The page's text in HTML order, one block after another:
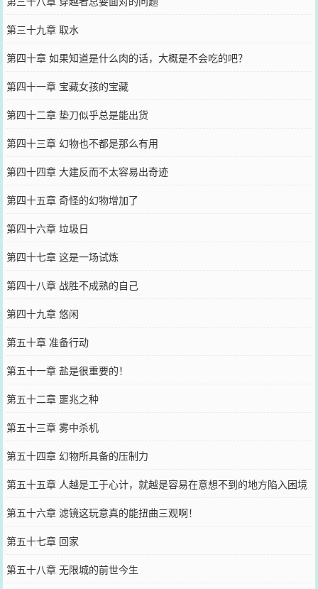
第三十九章 取水
第四十章 如果知道是什么肉的话，大概是不会吃的吧？
第四十一章 宝藏女孩的宝藏
第四十二章 垫刀似乎总是能出货
第四十三章 幻物也不都是那么有用
第四十四章 大建反而不太容易出奇迹
第四十五章 奇怪的幻物增加了
第四十六章 垃圾日
第四十七章 这是一场试炼
第四十八章 战胜不成熟的自己
第四十九章 悠闲
第五十章 准备行动
第五十一章 盐是很重要的！
第五十二章 噩兆之种
第五十三章 雾中杀机
第五十四章 幻物所具备的压制力
第五十五章 人越是工于心计，就越是容易在意想不到的地方陷入困境
第五十六章 滤镜这玩意真的能扭曲三观啊！
第五十七章 回家
第五十八章 无限城的前世今生